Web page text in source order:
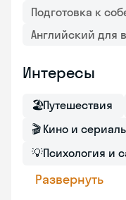
Подготовка к
Английский для
Интересы
🏖Путешествия
🎬 Кино и
💡Психология и
Развернуть